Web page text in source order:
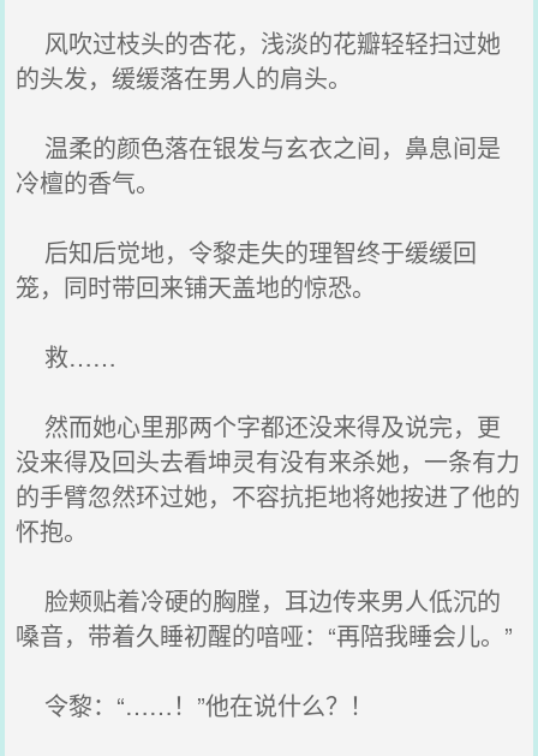
风吹过枝头的杏花，浅淡的花瓣轻轻扫过她
的头发，缓缓落在男人的肩头。
温柔的颜色落在银发与玄衣之间，鼻息间是
冷檀的香气。
后知后觉地，令黎走失的理智终于缓缓回
笼，同时带回来铺天盖地的惊恐。
救……
然而她心里那两个字都还没来得及说完，更
没来得及回头去看坤灵有没有来杀她，一条有力
的手臂忽然环过她，不容抗拒地将她按进了他的
怀抱。
脸颊贴着冷硬的胸膛，耳边传来男人低沉的
嗓音，带着久睡初醒的喑哑：“再陪我睡会儿。”
令黎：“……！”他在说什么？！